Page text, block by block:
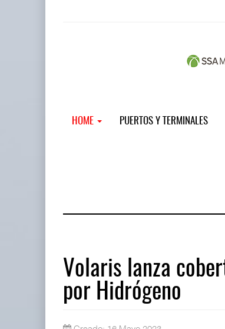
HOME PUERTOS Y TERMINALES
Volaris lanza
por Hidrógeno
Treinta y nueve años